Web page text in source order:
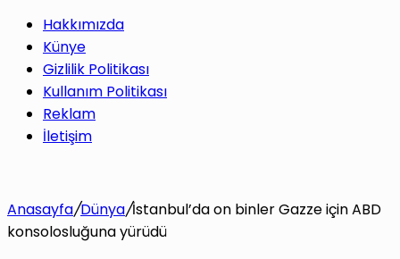
Hakkımızda
Künye
Gizlilik Politikası
Kullanım Politikası
Reklam
İletişim
Anasayfa/Dünya/İstanbul’da on binler Gazze için ABD
konsolosluğuna yürüdü